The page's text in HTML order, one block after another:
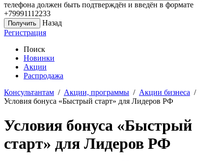
телефона должен быть подтверждён и введён в формате
+79991112233
Назад
Регистрация
Поиск
Новинки
Акции
Распродажа
Консультантам / Акции, программы / Акции бизнеса /
Условия бонуса «Быстрый старт» для Лидеров РФ
Условия бонуса «Быстрый
старт» для Лидеров РФ